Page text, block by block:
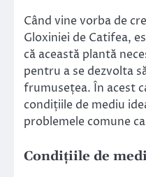
Când vine vorba de
Gloxiniei de Catifea,
că această plantă
pentru a se dezvolta
frumusețea. În acest
condițiile de mediu
problemele comune
Condițiile de